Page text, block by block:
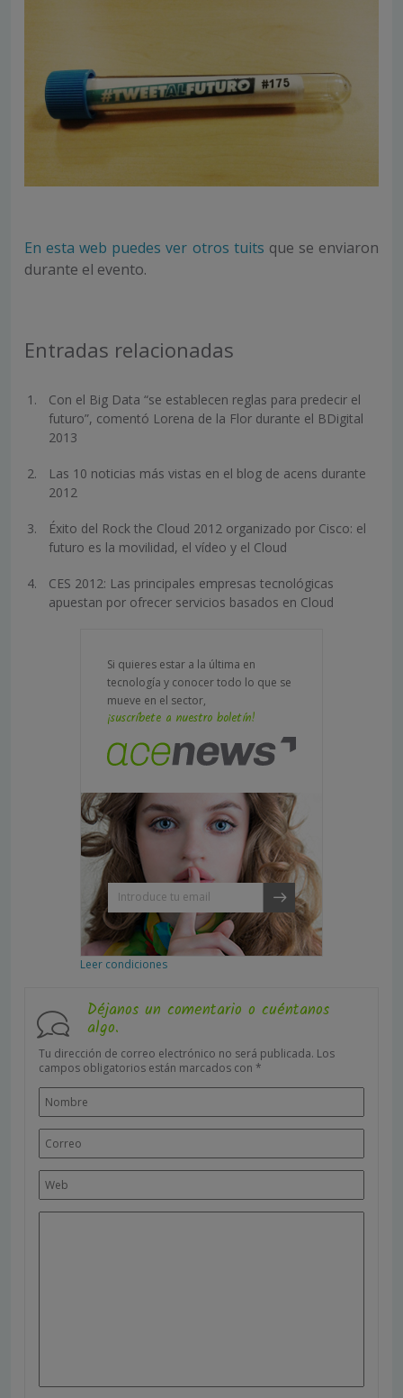
En esta web puedes ver otros tuits que se enviaron
durante el evento.
Entradas relacionadas
Con el Big Data “se establecen reglas para predecir el
futuro”, comentó Lorena de la Flor durante el BDigital
2013
Las 10 noticias más vistas en el blog de acens durante
2012
Éxito del Rock the Cloud 2012 organizado por Cisco: el
futuro es la movilidad, el vídeo y el Cloud
CES 2012: Las principales empresas tecnológicas
apuestan por ofrecer servicios basados en Cloud
Si quieres estar a la última en
tecnología y conocer todo lo que se
mueve en el sector,
¡suscríbete a nuestro boletín!
Leer condiciones
Déjanos un comentario o cuéntanos
algo.
Tu dirección de correo electrónico no será publicada. Los
campos obligatorios están marcados con *